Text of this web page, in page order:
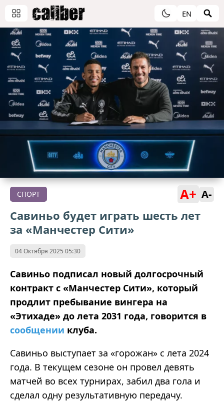
EN
СПОРТ A+ A-
Савиньо будет играть шесть лет
за «Манчестер Сити»
04 Октября 2025 05:30
Савиньо подписал новый долгосрочный
контракт с «Манчестер Сити», который
продлит пребывание вингера на
«Этихаде» до лета 2031 года, говорится в
сообщении клуба.
Савиньо выступает за «горожан» с лета 2024
года. В текущем сезоне он провел девять
матчей во всех турнирах, забил два гола и
сделал одну результативную передачу.